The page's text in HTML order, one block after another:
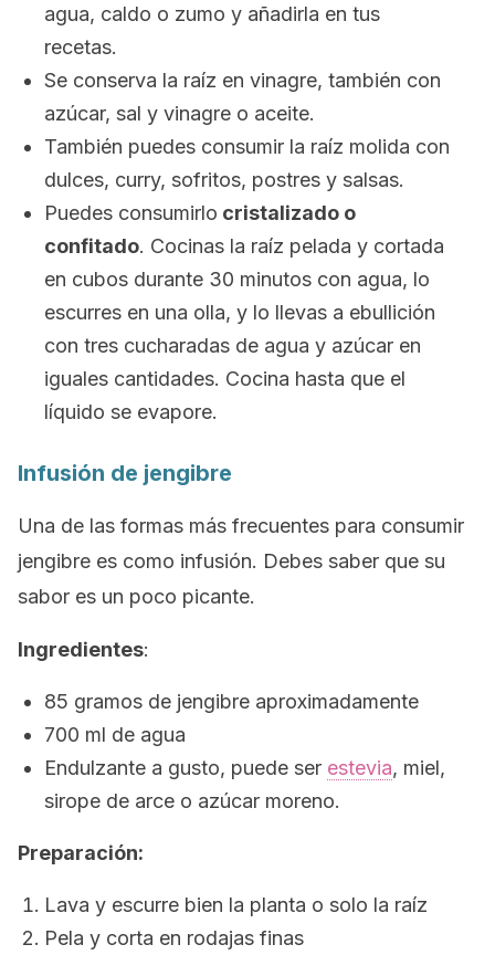
agua, caldo o zumo y añadirla en tus
recetas.
Se conserva la raíz en vinagre, también con
azúcar, sal y vinagre o aceite.
También puedes consumir la raíz molida con
dulces, curry, sofritos, postres y salsas.
Puedes consumirlo cristalizado o
confitado. Cocinas la raíz pelada y cortada
en cubos durante 30 minutos con agua, lo
escurres en una olla, y lo llevas a ebullición
con tres cucharadas de agua y azúcar en
iguales cantidades. Cocina hasta que el
líquido se evapore.
Infusión de jengibre
Una de las formas más frecuentes para consumir
jengibre es como infusión. Debes saber que su
sabor es un poco picante.
Ingredientes:
85 gramos de jengibre aproximadamente
700 ml de agua
Endulzante a gusto, puede ser estevia, miel,
sirope de arce o azúcar moreno.
Preparación:
Lava y escurre bien la planta o solo la raíz
Pela y corta en rodajas finas